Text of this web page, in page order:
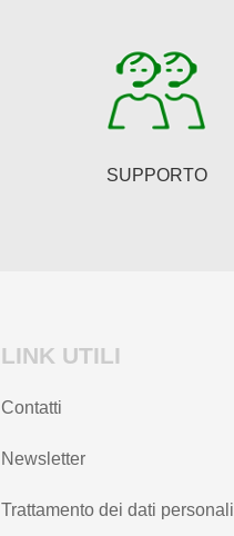
SUPPORTO
LINK UTILI
Contatti
Newsletter
Trattamento dei dati personali